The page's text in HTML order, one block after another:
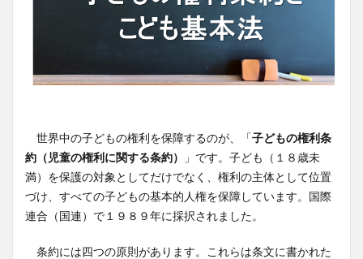
世界中の子どもの権利を保障するのが、「子どもの権利条
約（児童の権利に関する条約）
」です。子ども（１８歳未
満）を保護の対象としてだけでなく、権利の主体として位置
づけ、すべての子どもの基本的人権を保障しています。国際
連合（国連）で１９８９年に採択されました。
条約には四つの原則があります。これらは条文に書かれた